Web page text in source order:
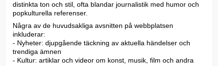
distinkta ton och stil, ofta blandar journalistik med humor och
popkulturella referenser.
Några av de huvudsakliga avsnitten på webbplatsen
inkluderar:
- Nyheter: djupgående täckning av aktuella händelser och
trendiga ämnen
- Kultur: artiklar och videor om konst, musik, film och andra